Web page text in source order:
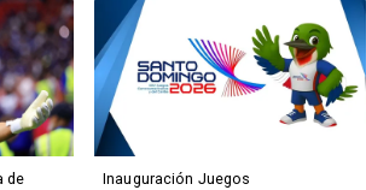
de
Inauguración Juegos